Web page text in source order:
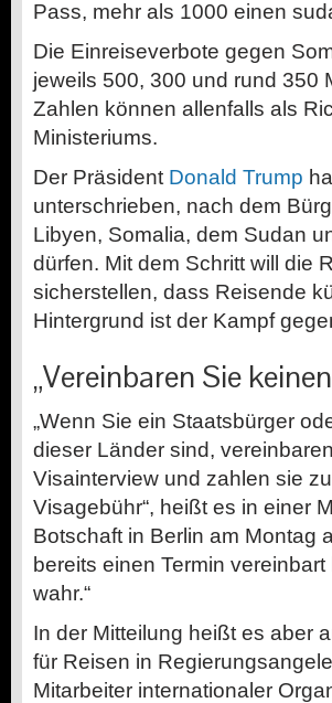
Pass, mehr als 1000 einen
Die Einreiseverbote gegen
jeweils 500, 300 und rund 350
Zahlen können allenfalls als
Ministeriums.
Der Präsident Donald Trump
unterschrieben, nach dem
Libyen, Somalia, dem Sudan
dürfen. Mit dem Schritt will die
sicherstellen, dass Reisende
Hintergrund ist der Kampf
„Vereinbaren Sie
„Wenn Sie ein Staatsbürger
dieser Länder sind,
Visainterview und zahlen sie
Visagebühr“, heißt es in einer
Botschaft in Berlin am Montag
bereits einen Termin
wahr.“
In der Mitteilung heißt es aber
für Reisen in
Mitarbeiter internationaler